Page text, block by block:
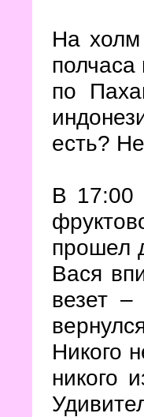
На
полчаса
по
есть?
В 17:00
прошел
Вася
везет
Никого
никого